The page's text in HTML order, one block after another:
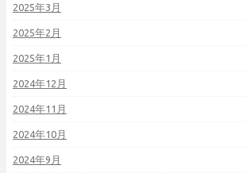
2025年3月
2025年2月
2025年1月
2024年12月
2024年11月
2024年10月
2024年9月